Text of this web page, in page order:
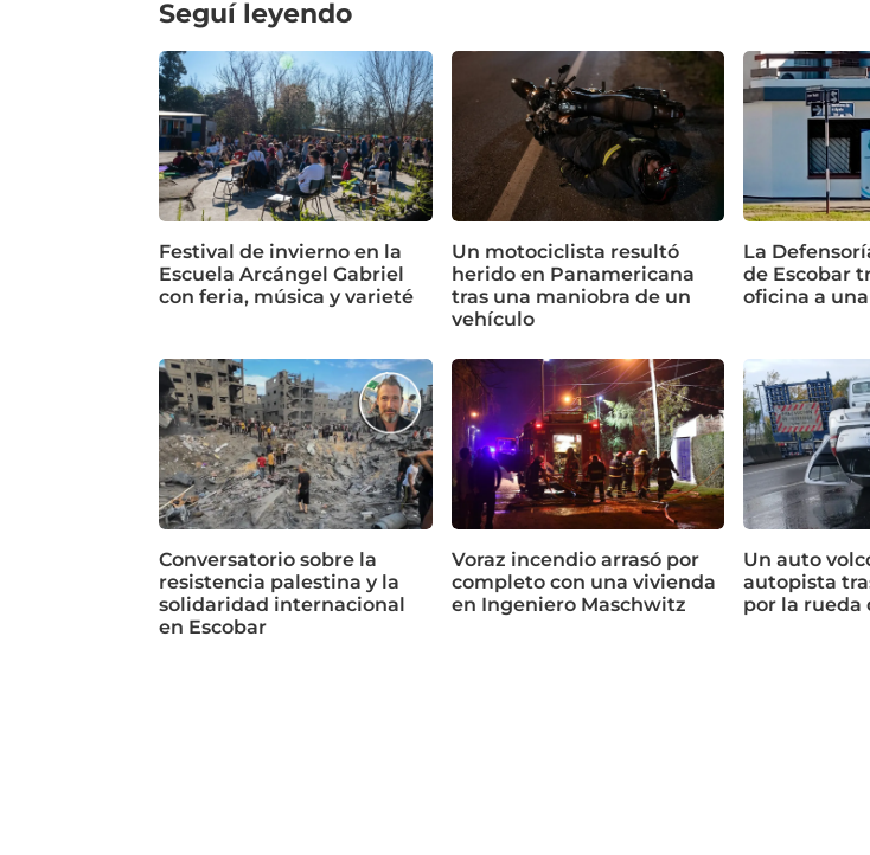
Seguí leyendo
Festival de invierno en la
Escuela Arcángel Gabriel
con feria, música y varieté
Un motociclista resultó
herido en Panamericana
tras una maniobra de un
vehículo
La
de Escobar
oficina a
Conversatorio sobre la
resistencia palestina y la
solidaridad internacional
en Escobar
Voraz incendio arrasó por
completo con una vivienda
en Ingeniero Maschwitz
Un auto
autopista
por la rueda